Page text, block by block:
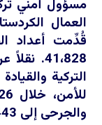
41،828.
التركية
والجرحى إلى 63443.